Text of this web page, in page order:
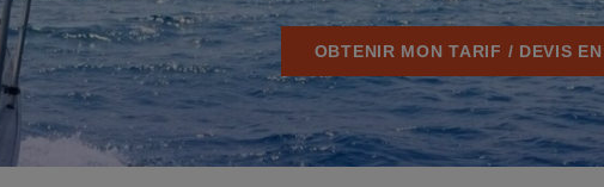
OBTENIR MON TARIF / DEVIS